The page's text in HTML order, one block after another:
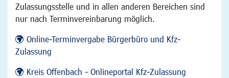
Zulassungsstelle und in allen anderen Bereichen sind
nur nach Terminvereinbarung möglich.
Online-Terminvergabe Bürgerbüro und Kfz-
Zulassung
Kreis Offenbach - Onlineportal Kfz-Zulassung